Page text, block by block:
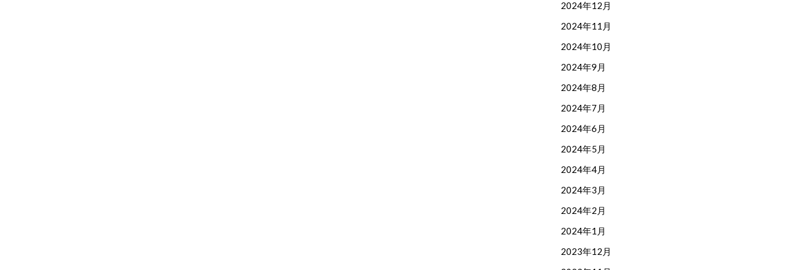
2024年12月
2024年11月
2024年10月
2024年9月
2024年8月
2024年7月
2024年6月
2024年5月
2024年4月
2024年3月
2024年2月
2024年1月
2023年12月